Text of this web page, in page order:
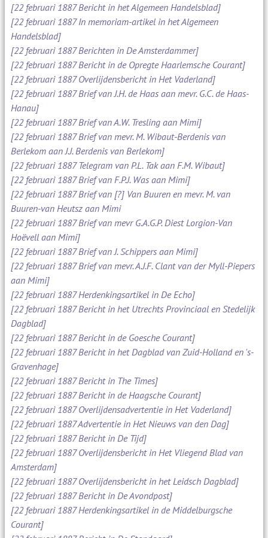
[22 februari 1887 Bericht in het Algemeen Handelsblad]
[22 februari 1887 In memoriam-artikel in het Algemeen
Handelsblad]
[22 februari 1887 Berichten in De Amsterdammer]
[22 februari 1887 Bericht in de Opregte Haarlemsche Courant]
[22 februari 1887 Overlijdensbericht in Het Vaderland]
[22 februari 1887 Brief van J.H. de Haas aan mevr. G.C. de Haas-
Hanau]
[22 februari 1887 Brief van A.W. Tresling aan Mimi]
[22 februari 1887 Brief van mevr. M. Wibaut-Berdenis van
Berlekom aan J.J. Berdenis van Berlekom]
[22 februari 1887 Telegram van P.L. Tak aan F.M. Wibaut]
[22 februari 1887 Brief van F.P.J. Was aan Mimi]
[22 februari 1887 Brief van [?] Van Buuren en mevr. M. van
Buuren-van Heutsz aan Mimi
[22 februari 1887 Brief van mevr G.A.G.P. Diest Lorgion-Van
Hoëvell aan Mimi]
[22 februari 1887 Brief van J. Schippers aan Mimi]
[22 februari 1887 Brief van mevr. A.J.F. Clant van der Myll-Piepers
aan Mimi]
[22 februari 1887 Herdenkingsartikel in De Echo]
[22 februari 1887 Bericht in het Utrechts Provinciaal en Stedelijk
Dagblad]
[22 februari 1887 Bericht in de Goesche Courant]
[22 februari 1887 Bericht in het Dagblad van Zuid-Holland en 's-
Gravenhage]
[22 februari 1887 Bericht in The Times]
[22 februari 1887 Bericht in de Haagsche Courant]
[22 februari 1887 Overlijdensadvertentie in Het Vaderland]
[22 februari 1887 Advertentie in Het Nieuws van den Dag]
[22 februari 1887 Bericht in De Tijd]
[22 februari 1887 Overlijdensbericht in Het Vliegend Blad van
Amsterdam]
[22 februari 1887 Overlijdensbericht in het Leidsch Dagblad]
[22 februari 1887 Bericht in De Avondpost]
[22 februari 1887 Herdenkingsartikel in de Middelburgsche
Courant]